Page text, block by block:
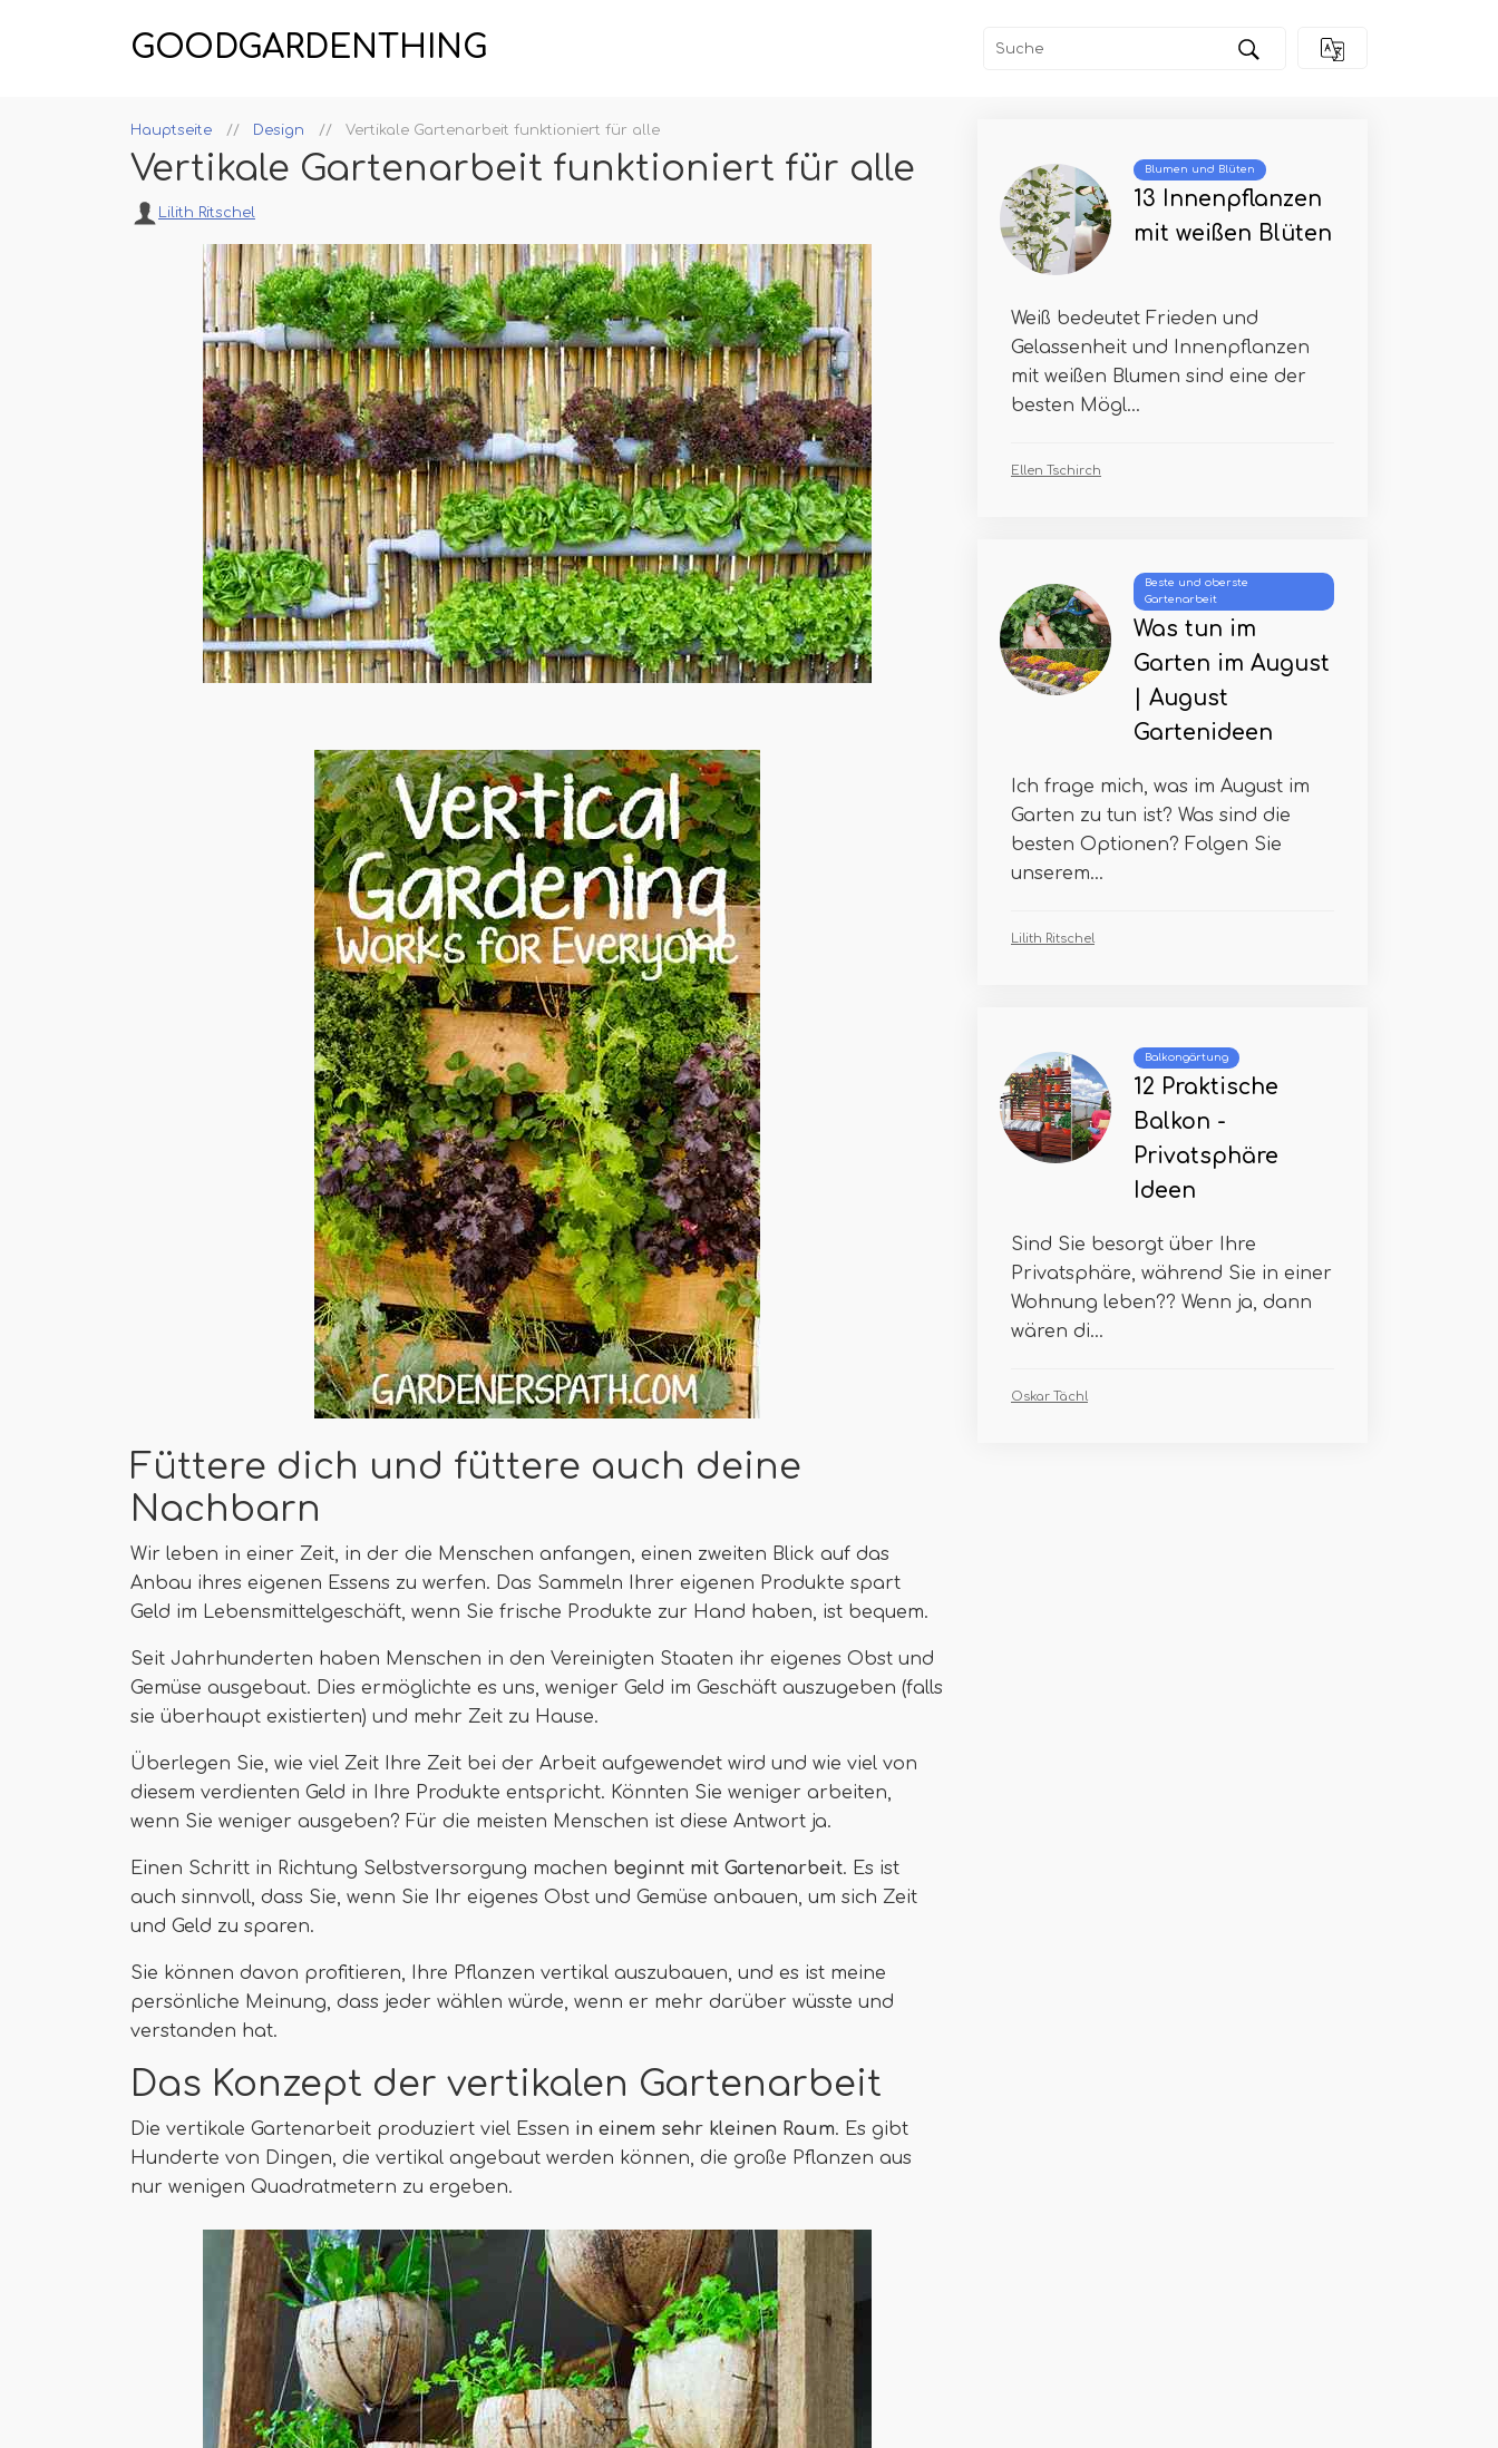
GOODGARDENTHING
Hauptseite Design Vertikale Gartenarbeit funktioniert für alle
Vertikale Gartenarbeit funktioniert für alle
Lilith Ritschel
Füttere dich und füttere auch deine
Nachbarn
Wir leben in einer Zeit, in der die Menschen anfangen, einen zweiten Blick auf das
Anbau ihres eigenen Essens zu werfen. Das Sammeln Ihrer eigenen Produkte spart
Geld im Lebensmittelgeschäft, wenn Sie frische Produkte zur Hand haben, ist bequem.
Seit Jahrhunderten haben Menschen in den Vereinigten Staaten ihr eigenes Obst und
Gemüse ausgebaut. Dies ermöglichte es uns, weniger Geld im Geschäft auszugeben (falls
sie überhaupt existierten) und mehr Zeit zu Hause.
Überlegen Sie, wie viel Zeit Ihre Zeit bei der Arbeit aufgewendet wird und wie viel von
diesem verdienten Geld in Ihre Produkte entspricht. Könnten Sie weniger arbeiten,
wenn Sie weniger ausgeben? Für die meisten Menschen ist diese Antwort ja.
Einen Schritt in Richtung Selbstversorgung machen beginnt mit Gartenarbeit. Es ist
auch sinnvoll, dass Sie, wenn Sie Ihr eigenes Obst und Gemüse anbauen, um sich Zeit
und Geld zu sparen.
Sie können davon profitieren, Ihre Pflanzen vertikal auszubauen, und es ist meine
persönliche Meinung, dass jeder wählen würde, wenn er mehr darüber wüsste und
verstanden hat.
Das Konzept der vertikalen Gartenarbeit
Die vertikale Gartenarbeit produziert viel Essen in einem sehr kleinen Raum. Es gibt
Hunderte von Dingen, die vertikal angebaut werden können, die große Pflanzen aus
nur wenigen Quadratmetern zu ergeben.
Blumen und Blüten
13 Innenpflanzen
mit weißen Blüten
Weiß bedeutet Frieden und
Gelassenheit und Innenpflanzen
mit weißen Blumen sind eine der
besten Mögl...
Ellen Tschirch
Beste und oberste
Gartenarbeit
Was tun im
Garten im August
| August
Gartenideen
Ich frage mich, was im August im
Garten zu tun ist? Was sind die
besten Optionen? Folgen Sie
unserem...
Lilith Ritschel
Balkongärtung
12 Praktische
Balkon -
Privatsphäre
Ideen
Sind Sie besorgt über Ihre
Privatsphäre, während Sie in einer
Wohnung leben?? Wenn ja, dann
wären di...
Oskar Tächl